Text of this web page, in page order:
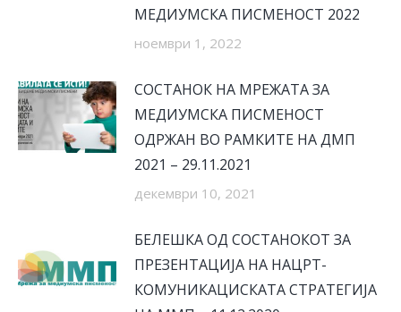
МЕДИУМСКА ПИСМЕНОСТ 2022
ноември 1, 2022
СОСТАНОК НА МРЕЖАТА ЗА
МЕДИУМСКА ПИСМЕНОСТ
ОДРЖАН ВО РАМКИТЕ НА ДМП
2021 – 29.11.2021
декември 10, 2021
БЕЛЕШКА ОД СОСТАНОКОТ ЗА
ПРЕЗЕНТАЦИЈА НА НАЦРТ-
КОМУНИКАЦИСКАТА СТРАТЕГИЈА